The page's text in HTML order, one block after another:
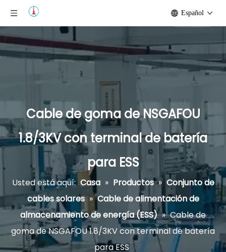
Español
Cable de goma de NSGAFOU
1.8/3KV con terminal de batería
para ESS
Usted está aquí: Casa » Productos » Conjunto de
cables solares » Cable de alimentación de
almacenamiento de energía (ESS) » Cable de
goma de NSGAFOU 1.8/3KV con terminal de batería
para ESS